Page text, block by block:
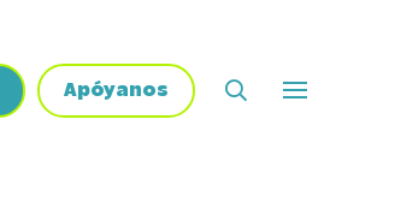
Apóyanos